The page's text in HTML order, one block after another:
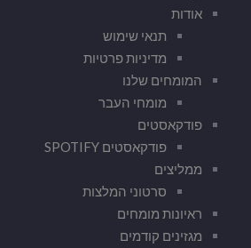
אודות
תנאי שימוש
מדיניות פרטיות
המומחים שלנו
מומחי העבר
פודקאסטים
פודקאסטים SPOTIFY
ממליצים
סרטוני המלצות
ראיונות מומחים
מגזינים קודמים